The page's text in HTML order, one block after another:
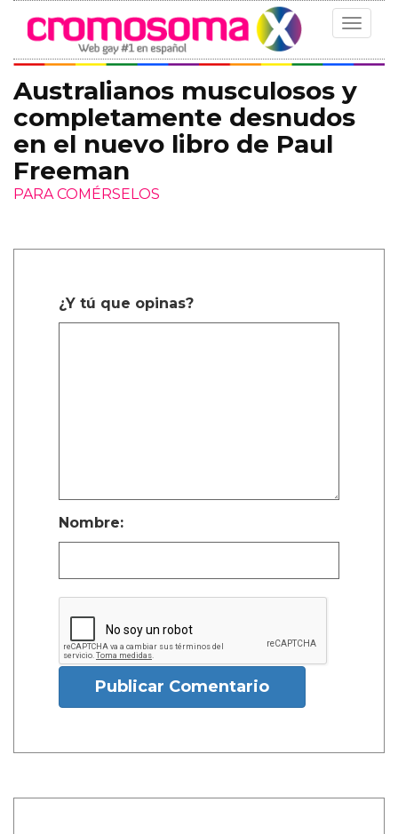
Toggle
Australianos musculosos y
completamente desnudos
en el nuevo libro de Paul
Freeman
PARA COMÉRSELOS
¿Y tú que opinas?
Nombre:
Publicar Comentario